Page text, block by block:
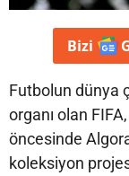
Bizi
Futbolun dünya
organı olan
öncesinde
koleksiyon